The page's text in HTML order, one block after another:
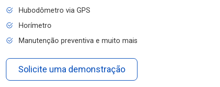
Hubodômetro via GPS
Horímetro
Manutenção preventiva e muito mais
Solicite uma demonstração